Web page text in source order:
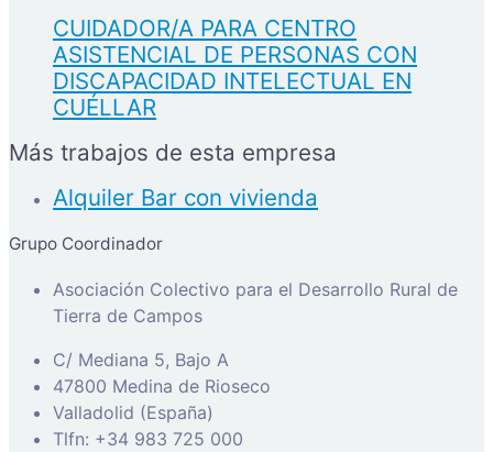
CUIDADOR/A PARA CENTRO
ASISTENCIAL DE PERSONAS CON
DISCAPACIDAD INTELECTUAL EN
CUÉLLAR
Más trabajos de esta empresa
Alquiler Bar con vivienda
Grupo Coordinador
Asociación Colectivo para el Desarrollo Rural de
Tierra de Campos
C/ Mediana 5, Bajo A
47800 Medina de Rioseco
Valladolid (España)
Tlfn: +34 983 725 000